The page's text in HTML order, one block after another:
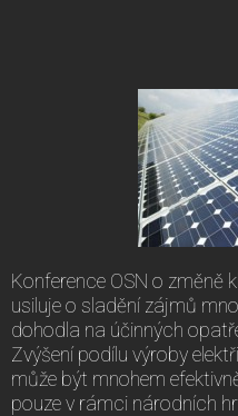
Konference OSN o změně
usiluje o sladění zájmů
dohodla na účinných
Zvýšení podílu výroby
může být mnohem
pouze v rámci národních